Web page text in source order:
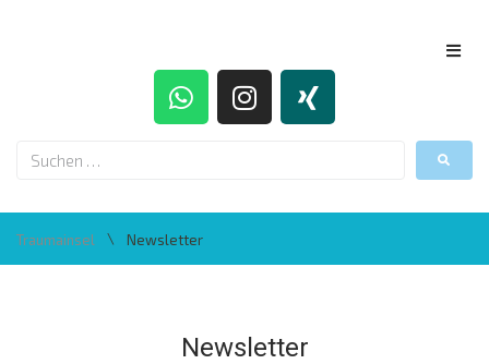
Traumainsel \ Newsletter
Newsletter